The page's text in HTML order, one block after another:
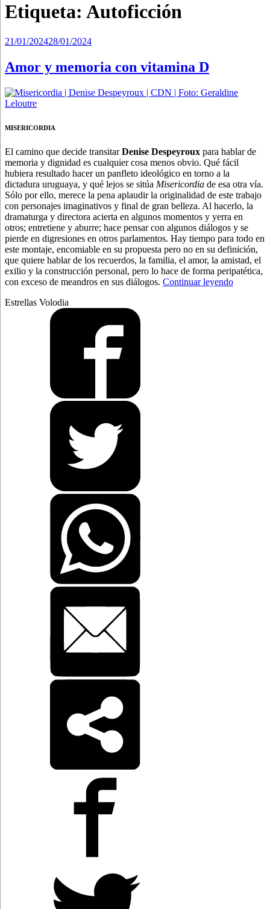
Etiqueta: Autoficción
Publicado
21/01/202428/01/2024
Amor y memoria con vitamina D
MISERICORDIA
El camino que decide transitarDenise Despeyroux para hablar de
memoria y dignidad es cualquier cosa menos obvio. Qué fácil
hubiera resultado hacer un panfleto ideológico en torno a la
dictadura uruguaya, y qué lejos se sitúa Misericordia de esa otra vía.
Sólo por ello, merece la pena aplaudir la originalidad de este trabajo
con personajes imaginativos y final de gran belleza. Al hacerlo, la
dramaturga y directora acierta en algunos momentos y yerra en
otros; entretiene y aburre; hace pensar con algunos diálogos y se
pierde en digresiones en otros parlamentos. Hay tiempo para todo en
este montaje, encomiable en su propuesta pero no en su definición,
que quiere hablar de los recuerdos, la familia, el amor, la amistad, el
exilio y la construcción personal, pero lo hace de forma peripatética,
con exceso de meandros en sus diálogos. Continuar leyendo“Amor
Estrellas Volodia